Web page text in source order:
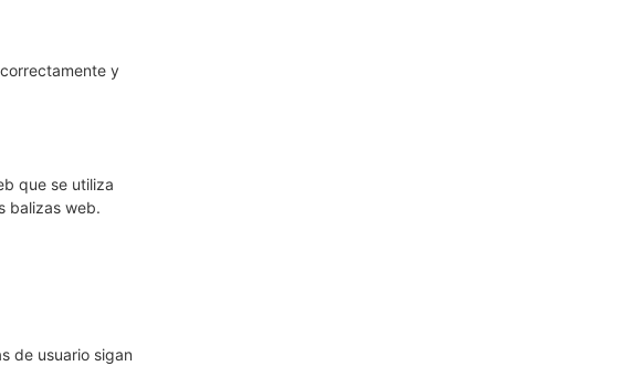
y
que se utiliza
balizas web.
de usuario sigan